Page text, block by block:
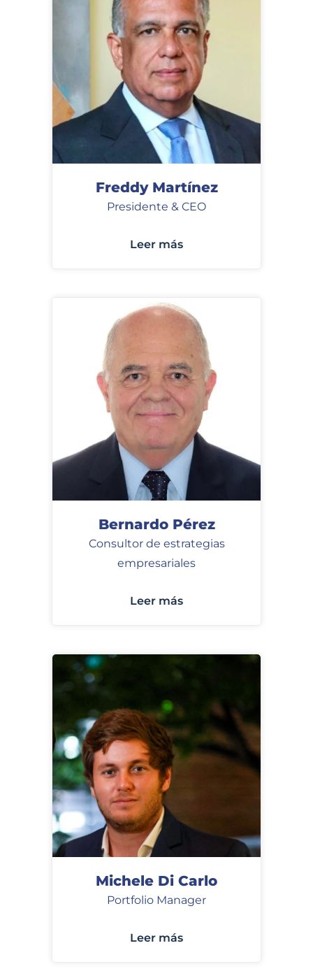
Freddy Martínez
Presidente & CEO
Leer más
Bernardo Pérez
Consultor de estrategias
empresariales
Leer más
Michele Di Carlo
Portfolio Manager
Leer más